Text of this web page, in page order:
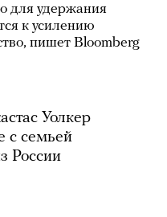
для удержания
к усилению
пишет Bloomberg
Уолкер
с семьей
России